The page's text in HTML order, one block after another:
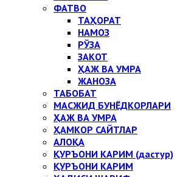
ФАТВО
ТАҲОРАТ
НАМОЗ
РЎЗА
ЗАКОТ
ҲАЖ ВА УМРА
ЖАНОЗА
ТАБОБАТ
МАСЖИД БУНЁДКОРЛАРИ
ҲАЖ ВА УМРА
ҲАМКОР САЙТЛАР
АЛОҚА
ҚУРЪОНИ КАРИМ (дастур)
ҚУРЪОНИ КАРИМ